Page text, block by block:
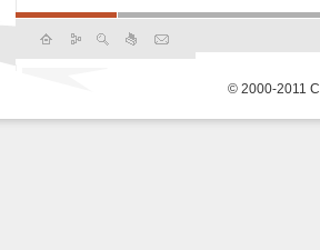
© 2000-2011